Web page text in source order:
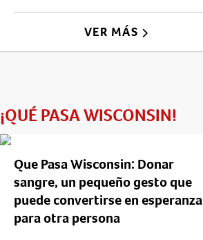
VER MÁS
¡QUÉ PASA WISCONSIN!
Que Pasa Wisconsin: Donar
sangre, un pequeño gesto que
puede convertirse en esperanza
para otra persona